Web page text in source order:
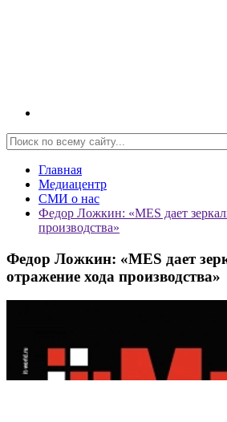
Главная
Медиацентр
СМИ о нас
Федор Ложкин: «MES дает
производства»
Федор Ложкин: «MES дает
отражение хода производства»